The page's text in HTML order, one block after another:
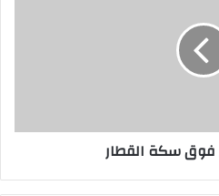
فوق سكة القطار